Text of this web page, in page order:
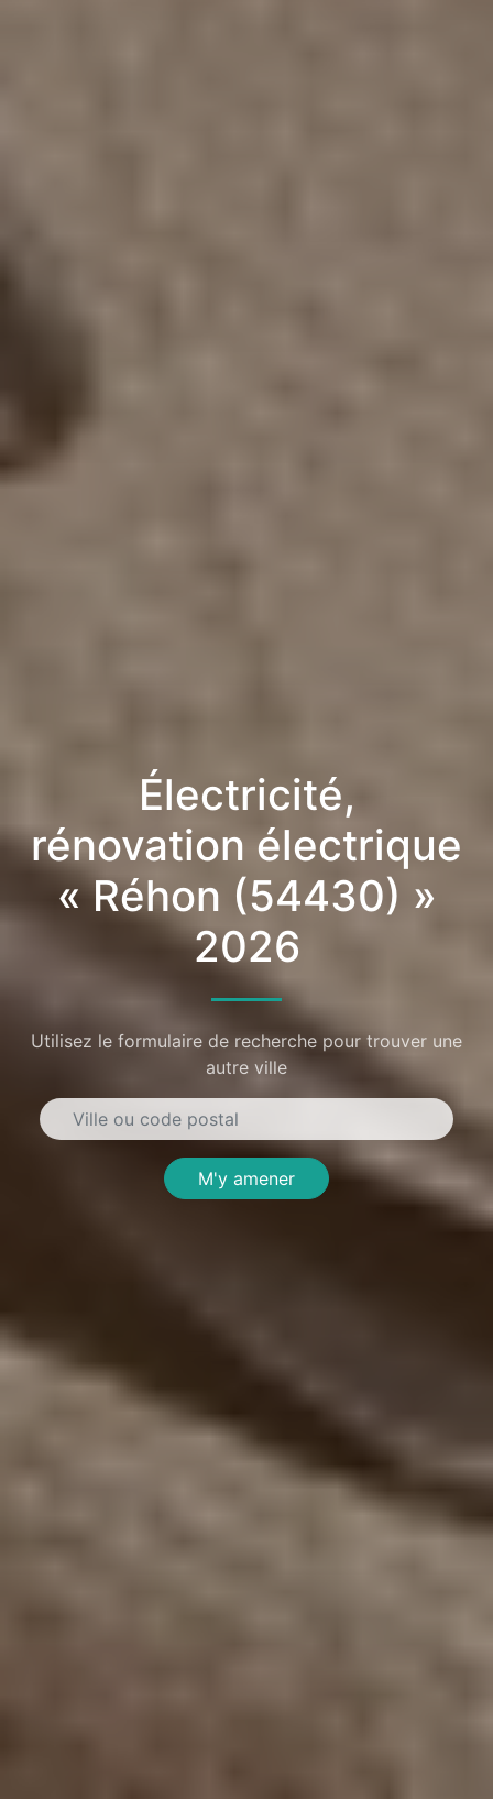
Électricité,
rénovation électrique
« Réhon (54430) »
2026
Utilisez le formulaire de recherche pour trouver une
autre ville
M'y amener